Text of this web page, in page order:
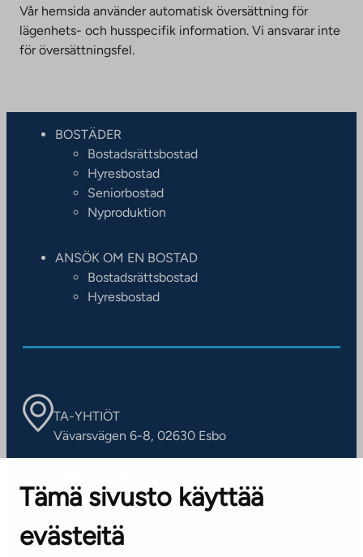
Tämä sivusto käyttää
evästeitä
Vår hemsida använder automatisk översättning för
lägenhets- och husspecifik information. Vi ansvarar inte
för översättningsfel.
BOSTÄDER
Bostadsrättsbostad
Hyresbostad
Seniorbostad
Nyproduktion
ANSÖK OM EN BOSTAD
Bostadsrättsbostad
Hyresbostad
TA-YHTIÖT
Vävarsvägen 6-8, 02630 Esbo
Kontaktinformation
KUNDSERVICE